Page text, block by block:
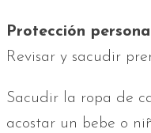
Protección
Revisar y sacudir
Sacudir la ropa de
acostar un bebe o